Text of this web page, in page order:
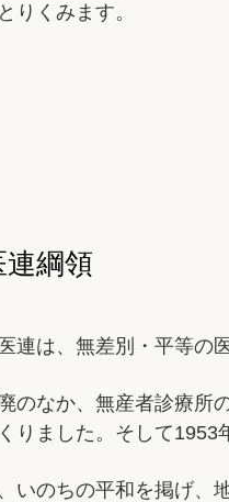
りくみます。
連綱領
連は、無差別・平等の
のなか、無産者診療所
りました。そして1953
いのちの平和を掲げ、